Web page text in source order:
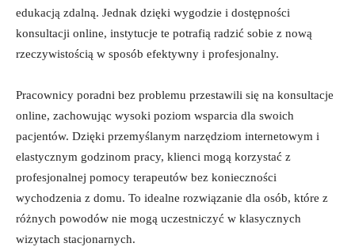
edukacją zdalną.⁤ Jednak ​dzięki wygodzie i dostępności
konsultacji online, instytucje ⁣te potrafią‌ radzić sobie z ⁤nową
rzeczywistością ‍w sposób efektywny i profesjonalny.
Pracownicy ‍poradni ​bez‌ problemu ⁣przestawili ‌się na konsultacje
online, ⁤zachowując wysoki poziom wsparcia ‍dla swoich
⁣pacjentów.​ Dzięki przemyślanym narzędziom internetowym i
elastycznym godzinom​ pracy, klienci mogą korzystać z
profesjonalnej ​pomocy terapeutów bez⁣ konieczności
wychodzenia‍ z domu. To idealne rozwiązanie ⁢dla ⁢osób,‌ które z
różnych⁣ powodów ⁣nie mogą uczestniczyć w klasycznych
wizytach stacjonarnych.